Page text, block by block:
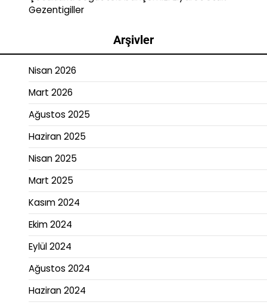
Gezentigiller
Arşivler
Nisan 2026
Mart 2026
Ağustos 2025
Haziran 2025
Nisan 2025
Mart 2025
Kasım 2024
Ekim 2024
Eylül 2024
Ağustos 2024
Haziran 2024